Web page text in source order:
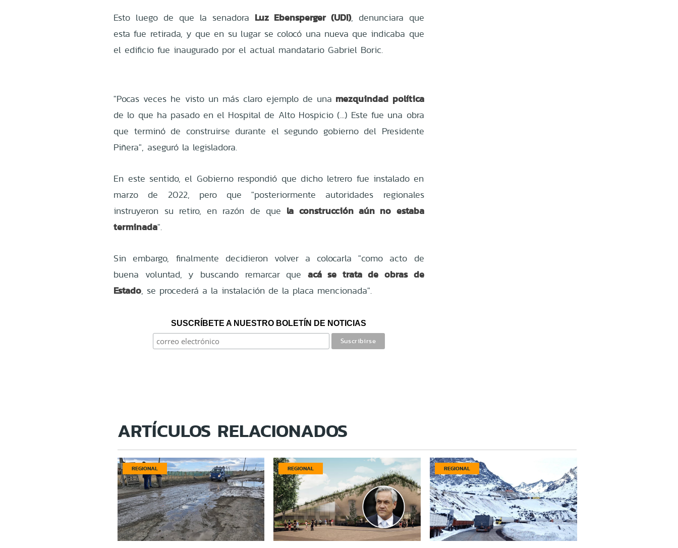
Esto luego de que la senadora Luz Ebensperger (UDI), denunciara que
esta fue retirada, y que en su lugar se colocó una nueva que indicaba que
el edificio fue inaugurado por el actual mandatario Gabriel Boric.
"Pocas veces he visto un más claro ejemplo de una mezquindad política
de lo que ha pasado en el Hospital de Alto Hospicio (...) Este fue una obra
que terminó de construirse durante el segundo gobierno del Presidente
Piñera", aseguró la legisladora.
En este sentido, el Gobierno respondió que dicho letrero fue instalado en
marzo de 2022, pero que "posteriormente autoridades regionales
instruyeron su retiro, en razón de que la construcción aún no estaba
terminada".
Sin embargo, finalmente decidieron volver a colocarla "como acto de
buena voluntad, y buscando remarcar que acá se trata de obras de
Estado, se procederá a la instalación de la placa mencionada".
SUSCRÍBETE A NUESTRO BOLETÍN DE NOTICIAS
ARTÍCULOS RELACIONADOS
REGIONAL REGIONAL REGIONAL